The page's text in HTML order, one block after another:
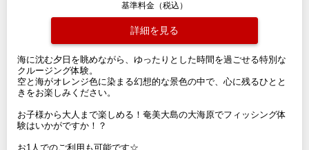
基準料金（税込）
詳細を見る
海に沈む夕日を眺めながら、ゆったりとした時間を過ごせる特別な
クルージング体験。
空と海がオレンジ色に染まる幻想的な景色の中で、心に残るひとと
きをお楽しみください。
お子様から大人まで楽しめる！奄美大島の大海原でフィッシング体
験はいかがですか！？
お1人でのご利用も可能です☆